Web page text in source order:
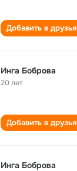
Добавить в друзья
Инга Боброва
20 лет
Добавить в друзья
Инга Боброва